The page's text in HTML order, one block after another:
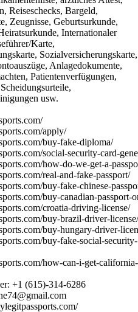
Reiseschecks, Bargeld,
Zeugnisse, Geburtsurkunde,
Internationaler
Karte,
Sozialversicherungskarte,
Anlagedokumente,
Patientenverfügungen,
usw.
apply/
buy-fake-diploma/
social-security-card-
how-do-we-get-a-
real-and-fake-passport/
buy-fake-chinese-
buy-canadian-passport-
croatia-driving-license/
buy-brazil-driver-license/
buy-hungary-driver-
buy-fake-social-security-
how-can-i-get-california-
+1 (615)-314-6286